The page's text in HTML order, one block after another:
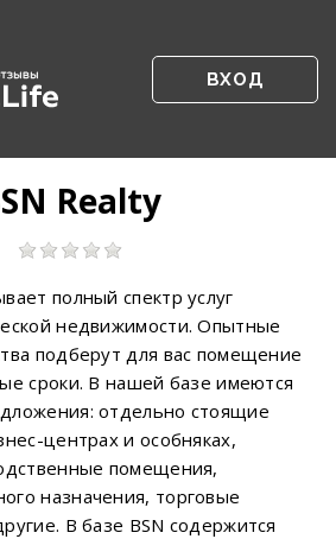
ВХОД
Realty
полный спектр услуг
недвижимости. Опытные
подберут для вас помещение
сроки. В нашей базе имеются
отдельно стоящие
центрах и особняках,
помещения,
назначения, торговые
В базе BSN содержится